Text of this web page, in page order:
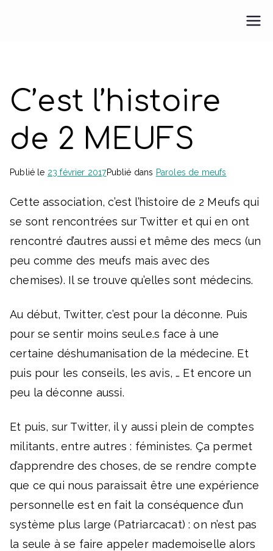
C’est l’histoire
de 2 MEUFS
Publié le 23 février 2017Publié dans Paroles de meufs
Cette association, c’est l’histoire de 2 Meufs qui
se sont rencontrées sur Twitter et qui en ont
rencontré d’autres aussi et même des mecs (un
peu comme des meufs mais avec des
chemises). Il se trouve qu’elles sont médecins.
Au début, Twitter, c’est pour la déconne. Puis
pour se sentir moins seul.e.s face à une
certaine déshumanisation de la médecine. Et
puis pour les conseils, les avis, … Et encore un
peu la déconne aussi.
Et puis, sur Twitter, il y aussi plein de comptes
militants, entre autres : féministes. Ça permet
d’apprendre des choses, de se rendre compte
que ce qui nous paraissait être une expérience
personnelle est en fait la conséquence d’un
système plus large (Patriarcacat) : on n’est pas
la seule à se faire appeler mademoiselle alors